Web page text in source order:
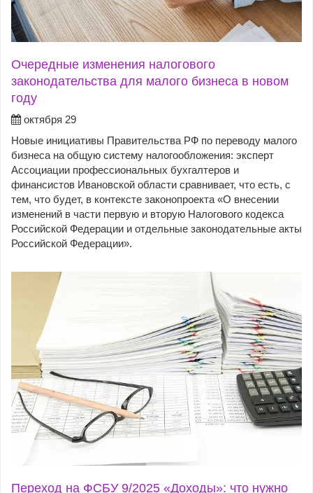
Очередные изменения налогового
законодательства для малого бизнеса в новом
году
октября 29
Новые инициативы Правительства РФ по переводу малого
бизнеса на общую систему налогообложения: эксперт
Ассоциации профессиональных бухгалтеров и
финансистов Ивановской области сравнивает, что есть, с
тем, что будет, в контексте законопроекта «О внесении
изменений в части первую и вторую Налогового кодекса
Российской Федерации и отдельные законодательные акты
Российской Федерации».
Переход на ФСБУ 9/2025 «Доходы»: что нужно